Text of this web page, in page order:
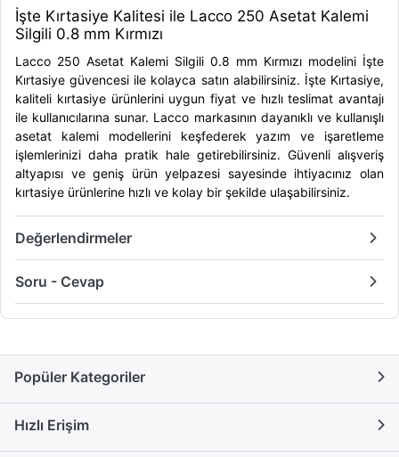
İşte Kırtasiye Kalitesi ile Lacco 250 Asetat Kalemi
Silgili 0.8 mm Kırmızı
Lacco 250 Asetat Kalemi Silgili 0.8 mm Kırmızı modelini İşte
Kırtasiye güvencesi ile kolayca satın alabilirsiniz. İşte Kırtasiye,
kaliteli kırtasiye ürünlerini uygun fiyat ve hızlı teslimat avantajı
ile kullanıcılarına sunar. Lacco markasının dayanıklı ve kullanışlı
asetat kalemi modellerini keşfederek yazım ve işaretleme
işlemlerinizi daha pratik hale getirebilirsiniz. Güvenli alışveriş
altyapısı ve geniş ürün yelpazesi sayesinde ihtiyacınız olan
kırtasiye ürünlerine hızlı ve kolay bir şekilde ulaşabilirsiniz.
Değerlendirmeler
Soru - Cevap
Popüler Kategoriler
Hızlı Erişim